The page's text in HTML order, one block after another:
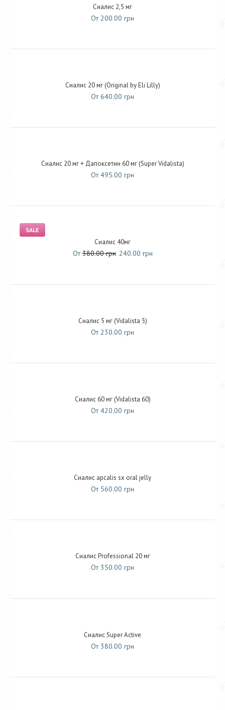
Сиалис 2,5 мг
От 200.00 грн
Сиалис 20 мг (Original by Eli Lilly)
От 640.00 грн
Сиалис 20 мг + Дапоксетин 60 мг (Super Vidalista)
От 495.00 грн
SALE
Сиалис 40мг
От380.00 грн 240.00 грн
Сиалис 5 мг (Vidalista 5)
От 230.00 грн
Сиалис 60 мг (Vidalista 60)
От 420.00 грн
Сиалис apcalis sx oral jelly
От 560.00 грн
Сиалис Professional 20 мг
От 350.00 грн
Сиалис Super Active
От 380.00 грн